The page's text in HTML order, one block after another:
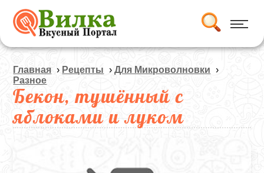
Главная › Рецепты ›Для Микроволновки ›
Разное
Бекон, тушённый с
яблоками и луком